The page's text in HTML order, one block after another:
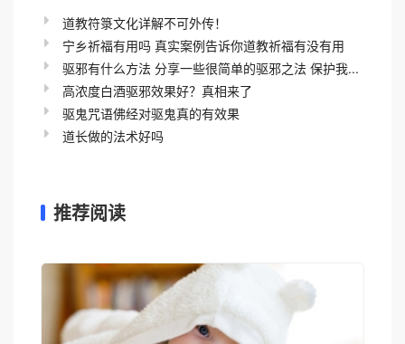
道教符箓文化详解不可外传！
宁乡祈福有用吗 真实案例告诉你道教祈福有没有用
驱邪有什么方法 分享一些很简单的驱邪之法 保护我...
高浓度白酒驱邪效果好？真相来了
驱鬼咒语佛经对驱鬼真的有效果
道长做的法术好吗
推荐阅读